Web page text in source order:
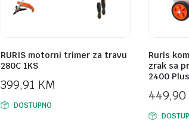
RURIS motorni trimer za travu
280C 1KS
399,91 KM
DOSTUPNO
Ruris
zrak sa
2400
449,90